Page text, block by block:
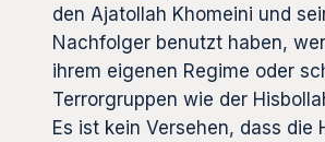
den Ajatollah Khomeini und
Nachfolger benutzt haben,
ihrem eigenen Regime oder
Terrorgruppen wie der
Es ist kein Versehen, dass die